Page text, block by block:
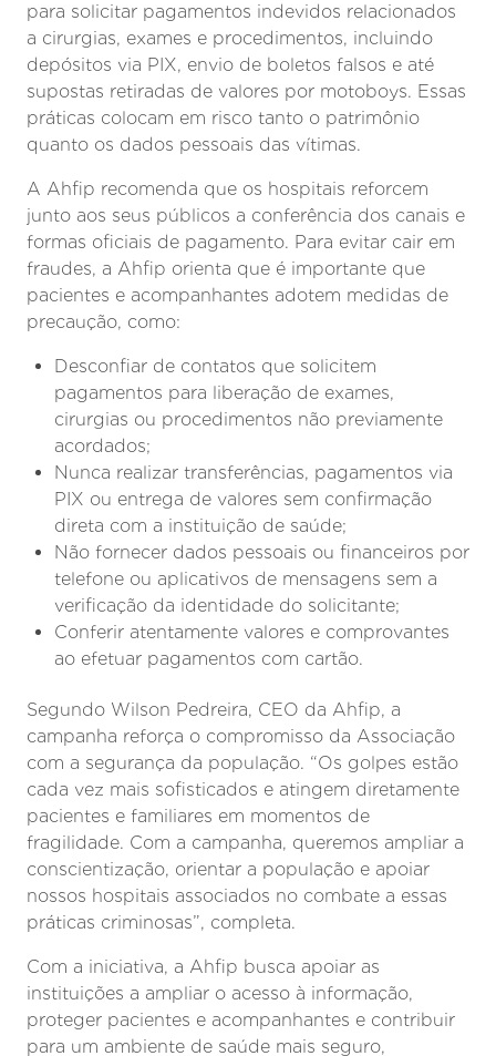
para solicitar pagamentos indevidos relacionados
a cirurgias, exames e procedimentos, incluindo
depósitos via PIX, envio de boletos falsos e até
supostas retiradas de valores por motoboys. Essas
práticas colocam em risco tanto o patrimônio
quanto os dados pessoais das vítimas.
A Ahfip recomenda que os hospitais reforcem
junto aos seus públicos a conferência dos canais e
formas oficiais de pagamento. Para evitar cair em
fraudes, a Ahfip orienta que é importante que
pacientes e acompanhantes adotem medidas de
precaução, como:
Desconfiar de contatos que solicitem
pagamentos para liberação de exames,
cirurgias ou procedimentos não previamente
acordados;
Nunca realizar transferências, pagamentos via
PIX ou entrega de valores sem confirmação
direta com a instituição de saúde;
Não fornecer dados pessoais ou financeiros por
telefone ou aplicativos de mensagens sem a
verificação da identidade do solicitante;
Conferir atentamente valores e comprovantes
ao efetuar pagamentos com cartão.
Segundo Wilson Pedreira, CEO da Ahfip, a
campanha reforça o compromisso da Associação
com a segurança da população. “Os golpes estão
cada vez mais sofisticados e atingem diretamente
pacientes e familiares em momentos de
fragilidade. Com a campanha, queremos ampliar a
conscientização, orientar a população e apoiar
nossos hospitais associados no combate a essas
práticas criminosas”, completa.
Com a iniciativa, a Ahfip busca apoiar as
instituições a ampliar o acesso à informação,
proteger pacientes e acompanhantes e contribuir
para um ambiente de saúde mais seguro,